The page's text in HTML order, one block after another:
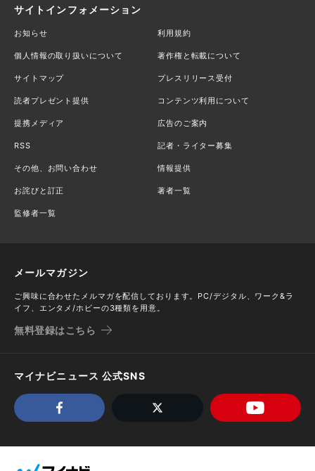
サイトインフォメーション
お知らせ 利用規約
個人情報の取り扱いについて 著作権と転載について
サイトマップ プレスリリース受付
読者プレゼント提供 コンテンツ利用について
提携メディア 広告のご案内
RSS 記者・ライター募集
その他、お問い合わせ 情報提供
お詫びと訂正 著者一覧
監修者一覧
メールマガジン
ご興味に合わせたメルマガを配信しております。PC/デジタル、ワーク&ラ
イフ、エンタメ/ホビーの3種類を用意。
無料登録はこちら
マイナビニュース 公式SNS